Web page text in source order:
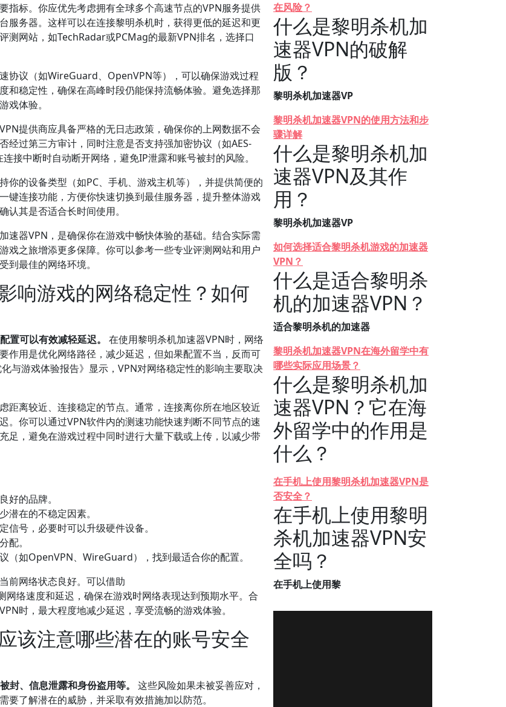
指标。你应优先考虑拥有全球多个高速节点的VPN服务提供
服务器。这样可以在连接黎明杀机时，获得更低的延迟和更
测网站，如TechRadar或PCMag的最新VPN排名，选择口
协议（如WireGuard、OpenVPN等），可以确保游戏过程
和稳定性，确保在高峰时段仍能保持流畅体验。避免选择那
戏体验。
提供商应具备严格的无日志政策，确保你的上网数据不会
过第三方审计，同时注意是否支持强加密协议（如AES-
接中断时自动断开网络，避免IP泄露和账号被封的风险。
你的设备类型（如PC、手机、游戏主机等），并提供简便的
键连接功能，方便你快速切换到最佳服务器，提升整体游戏
其是否适合长时间使用。
速器VPN，是确保你在游戏中畅快体验的基础。结合实际需
戏之旅增添更多保障。你可以参考一些专业评测网站和用户
到最佳的网络环境。
响游戏的网络稳定性？如何
置可以有效减轻延迟。
在使用黎明杀机加速器VPN时，网络
作用是优化网络路径，减少延迟，但如果配置不当，反而可
与游戏体验报告》显示，VPN对网络稳定性的影响主要取决
距离较近、连接稳定的节点。通常，连接离你所在地区较近
。你可以通过VPN软件内的测速功能快速判断不同节点的速
足，避免在游戏过程中同时进行大量下载或上传，以减少带
好的品牌。
潜在的不稳定因素。
号，必要时可以升级硬件设备。
配。
（如OpenVPN、WireGuard），找到最适合你的配置。
前网络状态良好。可以借助
络速度和延迟，确保在游戏时网络表现达到预期水平。合
时，最大程度地减少延迟，享受流畅的游戏体验。
该注意哪些潜在的账号安全
封、信息泄露和身份盗用等。
这些风险如果未被妥善应对，
了解潜在的威胁，并采取有效措施加以防范。
在风险？
什么是黎明杀机加
速器VPN的破解
版？
黎明杀机加速器VP
黎明杀机加速器VPN的使用方法和步
骤详解
什么是黎明杀机加
速器VPN及其作
用？
黎明杀机加速器VP
如何选择适合黎明杀机游戏的加速器
VPN？
什么是适合黎明杀
机的加速器VPN？
适合黎明杀机的加速器
黎明杀机加速器VPN在海外留学中有
哪些实际应用场景？
什么是黎明杀机加
速器VPN？它在海
外留学中的作用是
什么？
在手机上使用黎明杀机加速器VPN是
否安全？
在手机上使用黎明
杀机加速器VPN安
全吗？
在手机上使用黎